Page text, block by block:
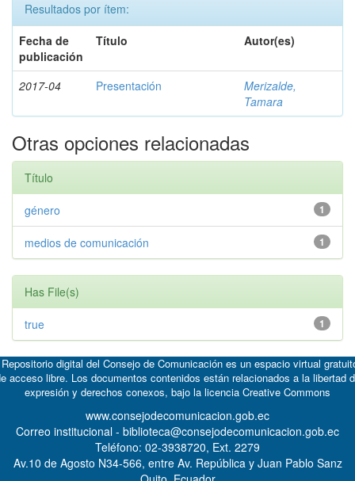
Resultados por ítem:
Fecha de
publicación
Título Autor(es)
2017-04 Presentación
Merizalde,
Tamara
Otras opciones relacionadas
Título
1
género
1
medios de comunicación
Has File(s)
1
true
digital del Consejo de Comunicación es un espacio virtual
acceso libre. Los documentos contenidos están relacionados a la libertad
expresión y derechos conexos, bajo la licencia Creative Commons
www.consejodecomunicacion.gob.ec
Correo institucional - biblioteca@consejodecomunicacion.gob.ec
Teléfono: 02-3938720, Ext. 2279
Av.10 de Agosto N34-566, entre Av. República y Juan Pablo Sanz